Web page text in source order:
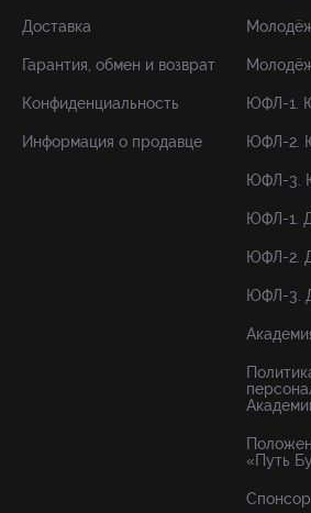
Доставка
Гарантия, обмен и возврат
Конфиденциальность
Информация о продавце
ЮФЛ-1.
ЮФЛ-2.
ЮФЛ-3.
ЮФЛ-1.
ЮФЛ-2.
ЮФЛ-3.
«Путь